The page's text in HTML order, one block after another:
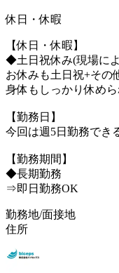
休日・休暇
【休日・休暇】
◆土日祝休み(現場に
お休みも土日祝+その
身体もしっかり休め
【勤務日】
今回は週5日勤務でき
【勤務期間】
◆長期勤務
⇒即日勤務OK
勤務地/面接地
住所